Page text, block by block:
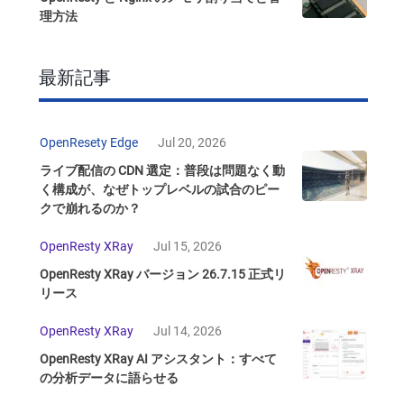
理方法
最新記事
OpenResety Edge
Jul 20, 2026
ライブ配信の CDN 選定：普段は問題なく動
く構成が、なぜトップレベルの試合のピー
クで崩れるのか？
OpenResty XRay
Jul 15, 2026
OpenResty XRay バージョン 26.7.15 正式リ
リース
OpenResty XRay
Jul 14, 2026
OpenResty XRay AI アシスタント：すべて
の分析データに語らせる